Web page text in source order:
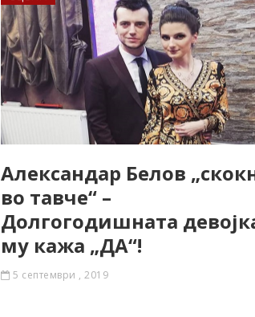
Александар Белов
во тавче“ –
Долгогодишната
му кажа „ДА“!
5 септември , 2019